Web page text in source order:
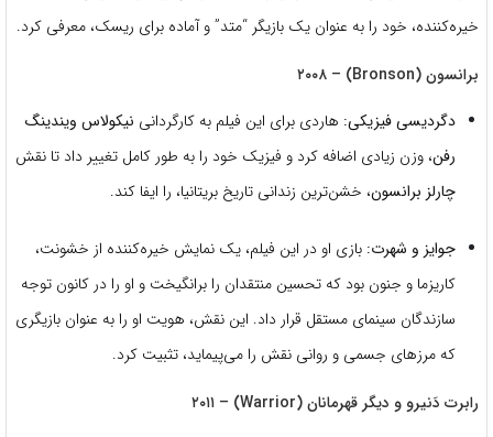
خیره‌کننده، خود را به عنوان یک بازیگر “متد” و آماده برای ریسک، معرفی کرد.
برانسون (Bronson) – ۲۰۰۸
دگردیسی فیزیکی: هاردی برای این فیلم به کارگردانی نیکولاس ویندینگ
رفن، وزن زیادی اضافه کرد و فیزیک خود را به طور کامل تغییر داد تا نقش
چارلز برانسون، خشن‌ترین زندانی تاریخ بریتانیا، را ایفا کند.
جوایز و شهرت: بازی او در این فیلم، یک نمایش خیره‌کننده از خشونت،
کاریزما و جنون بود که تحسین منتقدان را برانگیخت و او را در کانون توجه
سازندگان سینمای مستقل قرار داد. این نقش، هویت او را به عنوان بازیگری
که مرزهای جسمی و روانی نقش را می‌پیماید، تثبیت کرد.
رابرت دَنیرو و دیگر قهرمانان (Warrior) – ۲۰۱۱